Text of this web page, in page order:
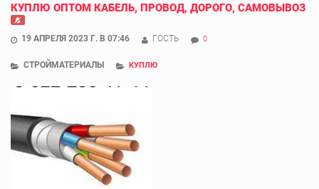
КУПЛЮ ОПТОМ КАБЕЛЬ, ПРОВОД, ДОРОГО, САМОВЫВОЗ
19 АПРЕЛЯ 2023 Г. В 07:46 ГОСТЬ 0
СТРОЙМАТЕРИАЛЫ КУПЛЮ